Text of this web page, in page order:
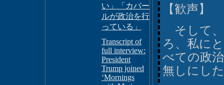
い」「カバー
ルが政治を行
っている」
Transcript of
full interview:
President
Trump joined
‘Mornings
【歓声】
そして、
ろ、私に
べての政
無しにし